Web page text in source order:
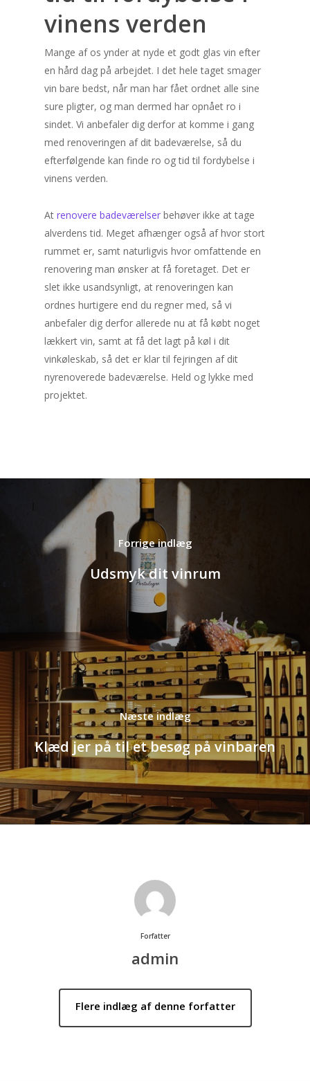
vinens verden
Mange af os ynder at nyde et godt glas vin efter
en hård dag på arbejdet. I det hele taget smager
vin bare bedst, når man har fået ordnet alle sine
sure pligter, og man dermed har opnået ro i
sindet. Vi anbefaler dig derfor at komme i gang
med renoveringen af dit badeværelse, så du
efterfølgende kan finde ro og tid til fordybelse i
vinens verden.
At renovere badeværelser behøver ikke at tage
alverdens tid. Meget afhænger også af hvor stort
rummet er, samt naturligvis hvor omfattende en
renovering man ønsker at få foretaget. Det er
slet ikke usandsynligt, at renoveringen kan
ordnes hurtigere end du regner med, så vi
anbefaler dig derfor allerede nu at få købt noget
lækkert vin, samt at få det lagt på køl i dit
vinkøleskab, så det er klar til fejringen af dit
nyrenoverede badeværelse. Held og lykke med
projektet.
Udsmyk dit vinrum
Klæd jer på til et besøg på vinbaren
admin